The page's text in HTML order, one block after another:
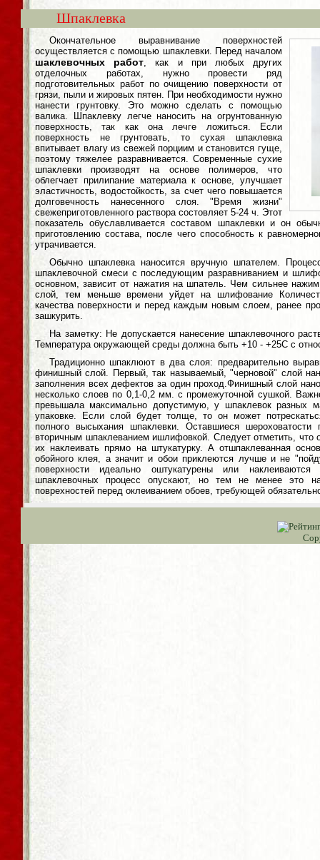
Шпаклевка
Окончательное выравнивание поверхностей
осуществляется с помощью шпаклевки. Перед началом
шаклевочных работ, как и при любых других
отделочных работах, нужно провести ряд
подготовительных работ по очищению поверхности от
грязи, пыли и жировых пятен. При необходимости нужно
нанести грунтовку. Это можно сделать с помощью
валика. Шпаклевку легче наносить на огрунтованную
поверхность, так как она лечге ложиться. Если
поверхность не грунтовать, то сухая шпаклевка
впитывает влагу из свежей порциим и становится гуще,
поэтому тяжелее разравнивается. Современные сухие
шпаклевки производят на основе полимеров, что
облегчает прилипание материала к основе, улучшает
эластичность, водостойкость, за счет чего повышается
долговечность нанесенного слоя. "Время жизни"
свежеприготовленного раствора состовляет 5-24 ч. Этот
показатель обуславливается составом шпаклевки и он
приготовлению состава, после чего способность к
утрачивается.
Обычно шпаклевка наносится вручную шпателем.
шпаклевочной смеси с последующим разравниванием и
основном, зависит от нажатия на шпатель. Чем сильнее
слой, тем меньше времени уйдет на шлифование
качества поверхности и перед каждым новым слоем, ранее
зашкурить.
На заметку: Не допускается нанесение шпаклевочного
Температура окружающей среды должна быть +10 - +25С с
Традиционно шпаклюют в два слоя: предварительно
финишный слой. Первый, так называемый, "черновой" слой
заполнения всех дефектов за один проход.Финишный слой
несколько слоев по 0,1-0,2 мм. с промежуточной сушкой.
превышала максимально допустимую, у шпаклевок разных
упаковке. Если слой будет толще, то он может
полного высыхания шпаклевки. Оставшиеся шероховатости
вторичным шпаклеванием ишлифовкой. Следует отметить, что
их наклеивать прямо на штукатурку. А отшпаклеванная
обойного клея, а значит и обои приклеются лучше и не
поверхности идеально оштукатурены или
шпаклевочных процесс опускают, но тем не менее это
поврехностей перед оклеиванием обоев, требующей